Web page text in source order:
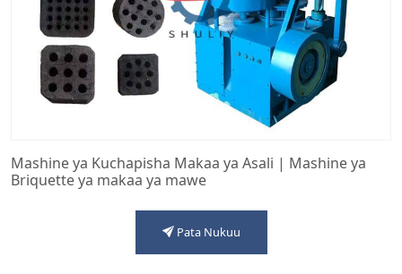
Mashine ya Kuchapisha Makaa ya Asali | Mashine ya
Briquette ya makaa ya mawe
Pata Nukuu